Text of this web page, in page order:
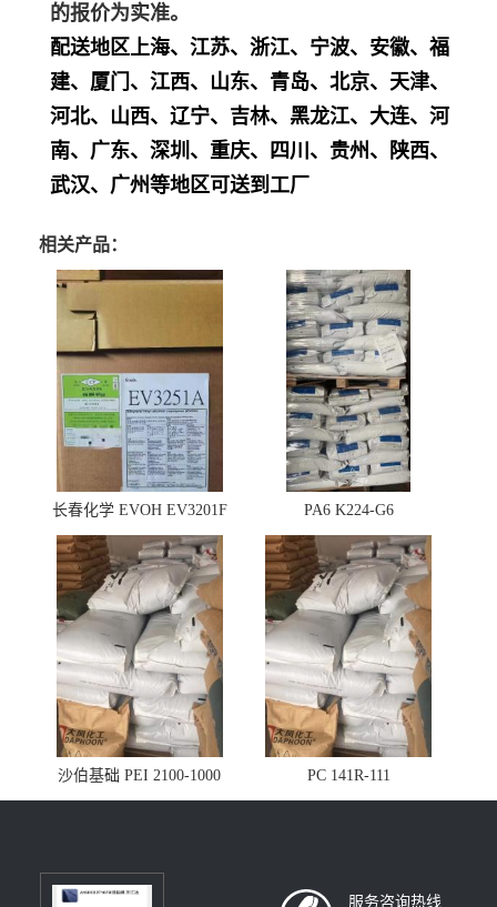
的报价为实准。
配送地区上海、江苏、浙江、宁波、安徽、福
建、厦门、江西、山东、青岛、北京、天津、
河北、山西、辽宁、吉林、黑龙江、大连、河
南、广东、深圳、重庆、四川、贵州、陕西、
武汉、广州等地区可送到工厂
相关产品：
长春化学 EVOH EV3201F PA6 K224-G6
沙伯基础 PEI 2100-1000 PC 141R-111
服务咨询热线